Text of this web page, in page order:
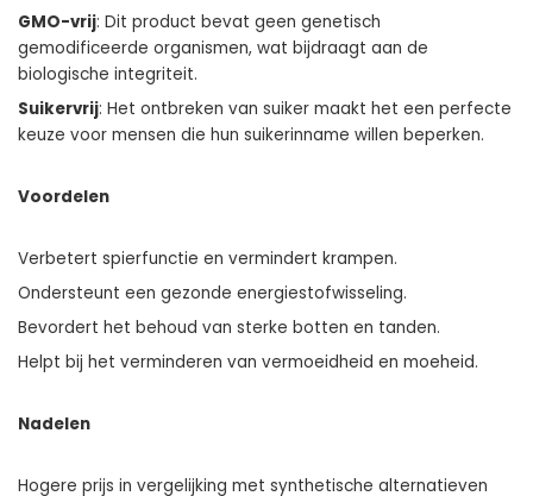
GMO-vrij: Dit product bevat geen genetisch
gemodificeerde organismen, wat bijdraagt aan de
biologische integriteit.
Suikervrij: Het ontbreken van suiker maakt het een perfecte
keuze voor mensen die hun suikerinname willen beperken.
Voordelen
Verbetert spierfunctie en vermindert krampen.
Ondersteunt een gezonde energiestofwisseling.
Bevordert het behoud van sterke botten en tanden.
Helpt bij het verminderen van vermoeidheid en moeheid.
Nadelen
Hogere prijs in vergelijking met synthetische alternatieven